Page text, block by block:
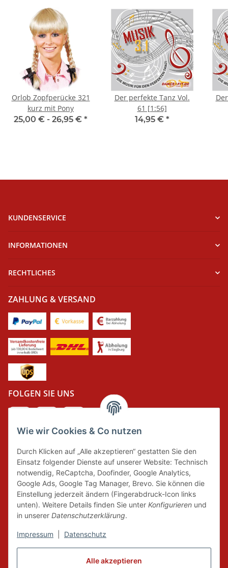
Alle akzeptieren
Wie wir Cookies & Co nutzen
Durch Klicken auf „Alle akzeptieren“ gestatten Sie den
Einsatz folgender Dienste auf unserer Website: Technisch
notwendig, ReCaptcha, Doofinder, Google Analytics,
Google Ads, Google Tag Manager, Brevo. Sie können die
Einstellung jederzeit ändern (Fingerabdruck-Icon links
unten). Weitere Details finden Sie unter Konfigurieren und
in unserer Datenschutzerklärung.
Impressum Datenschutz
Orlob Zopfperücke 321
kurz mit Pony
25,00 € - 26,95 € *
Der perfekte Tanz Vol.
61 [1:56]
14,95 € *
KUNDENSERVICE
INFORMATIONEN
RECHTLICHES
ZAHLUNG & VERSAND
FOLGEN SIE UNS
Wir tragen Verantwortung und erfüllen unsere
Pflichten zur Systembeteiligung nach dem
Verpackungsgesetz.
FAIRCOMMERCE
Wir sind seit 04.12.2015 Mitglied der Initiative